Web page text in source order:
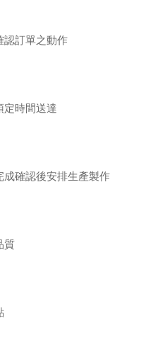
認訂單之動作
定時間送達
成確認後安排生產製作
質